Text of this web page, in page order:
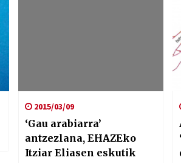
2015/03/09
‘Gau arabiarra’
antzezlana, EHAZEko
Itziar Eliasen eskutik